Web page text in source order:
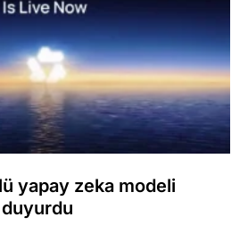
yapay zeka modeli